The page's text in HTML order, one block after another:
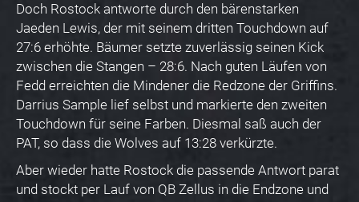
Doch Rostock antworte durch den bärenstarken
Jaeden Lewis, der mit seinem dritten Touchdown auf
27:6 erhöhte. Bäumer setzte zuverlässig seinen Kick
zwischen die Stangen – 28:6. Nach guten Läufen von
Fedd erreichten die Mindener die Redzone der Griffins.
Darrius Sample lief selbst und markierte den zweiten
Touchdown für seine Farben. Diesmal saß auch der
PAT, so dass die Wolves auf 13:28 verkürzte.
Aber wieder hatte Rostock die passende Antwort parat
und stockt per Lauf von QB Zellus in die Endzone und